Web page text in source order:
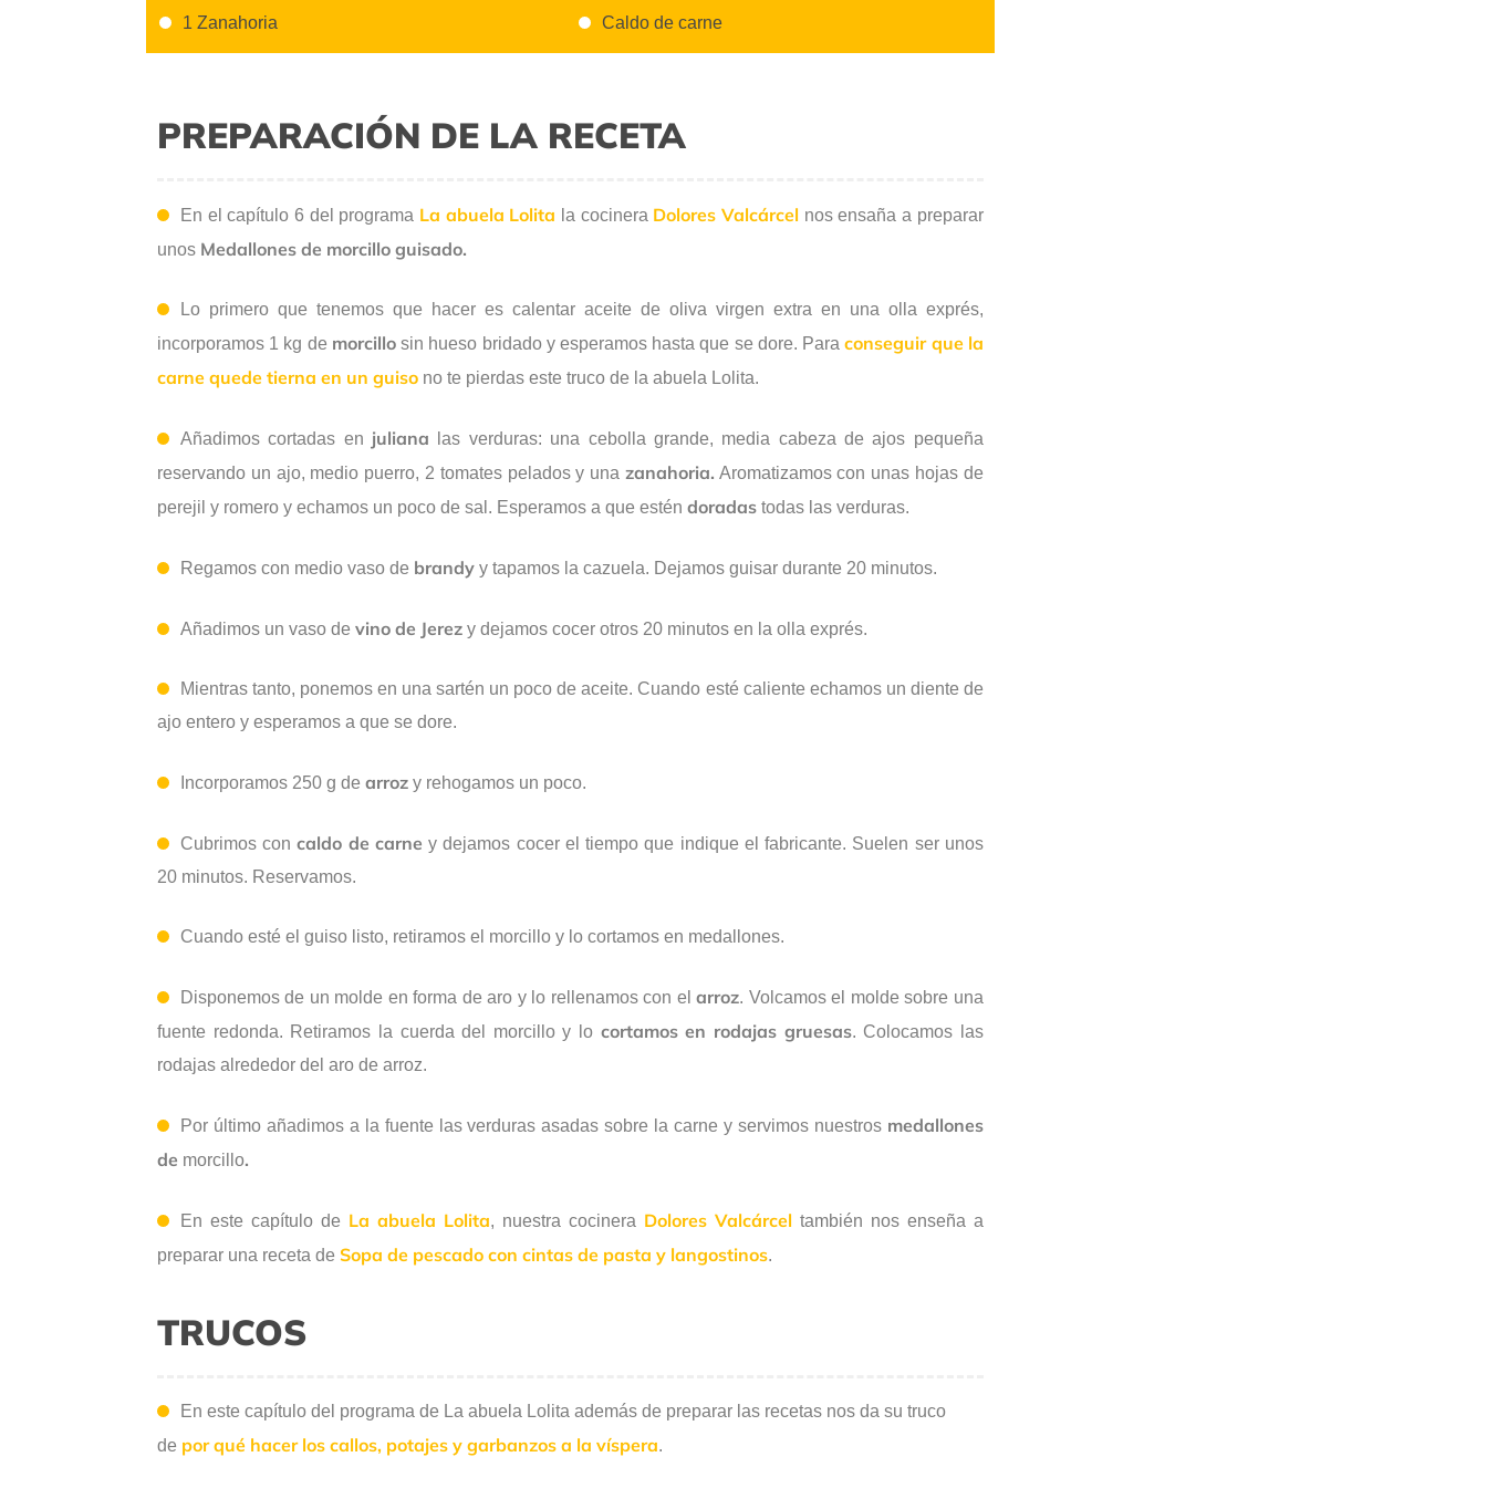
1 Zanahoria
Caldo de carne
PREPARACIÓN DE LA RECETA
En el capítulo 6 del programa La abuela Lolita la cocinera Dolores Valcárcel nos ensaña a preparar
unos Medallones de morcillo guisado.
Lo primero que tenemos que hacer es calentar aceite de oliva virgen extra en una olla exprés,
incorporamos 1 kg de morcillosin hueso bridado y esperamos hasta que se dore. Paraconseguir que la
carne quede tierna en un guiso no te pierdas este truco de la abuela Lolita.
Añadimos cortadas en juliana las verduras: una cebolla grande, media cabeza de ajos pequeña
reservando un ajo, medio puerro, 2 tomates pelados y una zanahoria. Aromatizamos con unas hojas de
perejil y romero y echamos un poco de sal. Esperamos a que estén doradas todas las verduras.
Regamos con medio vaso de brandy y tapamos la cazuela. Dejamos guisar durante 20 minutos.
Añadimos un vaso de vino de Jerez y dejamos cocer otros 20 minutos en la olla exprés.
Mientras tanto, ponemos en una sartén un poco de aceite. Cuando esté caliente echamos un diente de
ajo entero y esperamos a que se dore.
Incorporamos 250 g de arroz y rehogamos un poco.
Cubrimos con caldo de carne y dejamos cocer el tiempo que indique el fabricante. Suelen ser unos
20 minutos. Reservamos.
Cuando esté el guiso listo, retiramos el morcillo y lo cortamos en medallones.
Disponemos de un molde en forma de aro y lo rellenamos con elarroz. Volcamos el molde sobre una
fuente redonda. Retiramos la cuerda del morcillo y lo cortamos en rodajas gruesas. Colocamos las
rodajas alrededor del aro de arroz.
Por último añadimos a la fuente las verduras asadas sobre la carne y servimos nuestros medallones
de morcillo.
En este capítulo de La abuela Lolita, nuestra cocinera Dolores Valcárcel también nos enseña a
preparar una receta de Sopa de pescado con cintas de pasta y langostinos.
TRUCOS
En este capítulo del programa de La abuela Lolita además de preparar las recetas nos da su truco
de por qué hacer los callos, potajes y garbanzos a la víspera.